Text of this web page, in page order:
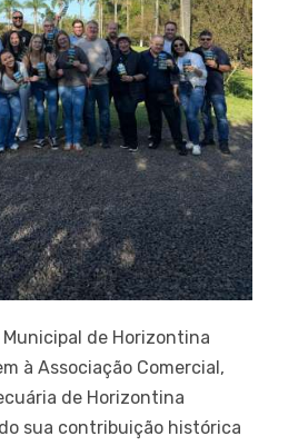
de Horizontina
à Associação Comercial,
de Horizontina
sua contribuição histórica